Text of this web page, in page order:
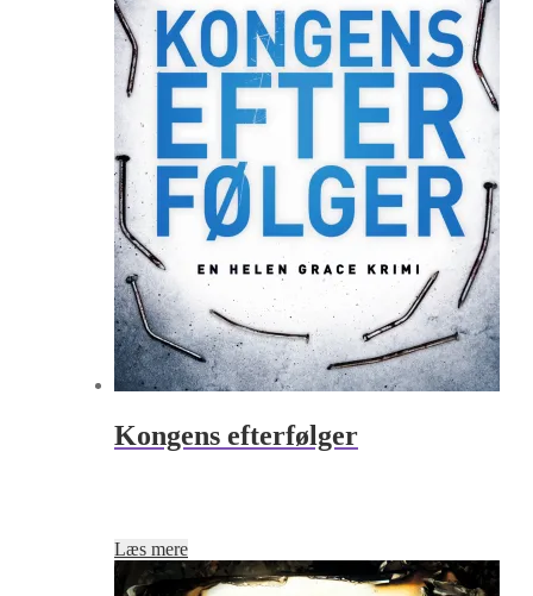
Kongens efterfølger
Læs mere